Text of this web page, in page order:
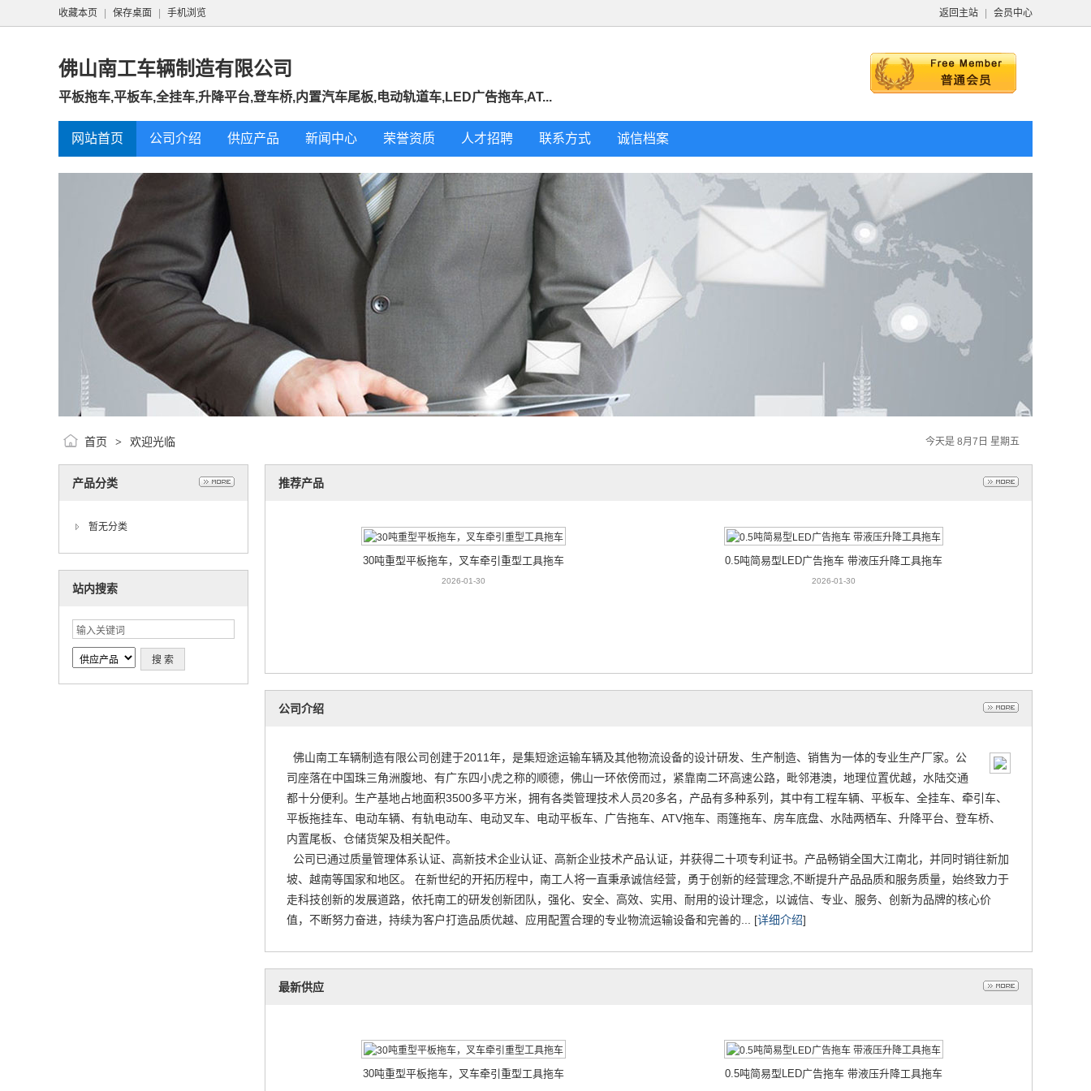
返回主站 会员中心
收藏本页 保存桌面 手机浏览
佛山南工车辆制造有限公司
平板拖车,平板车,全挂车,升降平台,登车桥,内置汽车尾板,电动轨道车,LED广告拖车,AT...
网站首页 公司介绍 供应产品 新闻中心 荣誉资质 人才招聘 联系方式 诚信档案
今天是 8月7日 星期五
首页 > 欢迎光临
产品分类
暂无分类
站内搜索
推荐产品
30吨重型平板拖车，叉车牵引重型工具拖车
2026-01-30
0.5吨简易型LED广告拖车 带液压升降工具拖车
2026-01-30
2026-01-30 2026-01-30
公司介绍
佛山南工车辆制造有限公司创建于2011年，是集短途运输车辆及其他物流设备的设计研发、生产制造、销售为一体的专业生产厂家。公
司座落在中国珠三角洲腹地、有广东四小虎之称的顺德，佛山一环依傍而过，紧靠南二环高速公路，毗邻港澳，地理位置优越，水陆交通
都十分便利。生产基地占地面积3500多平方米，拥有各类管理技术人员20多名，产品有多种系列，其中有工程车辆、平板车、全挂车、牵引车、
平板拖挂车、电动车辆、有轨电动车、电动叉车、电动平板车、广告拖车、ATV拖车、雨篷拖车、房车底盘、水陆两栖车、升降平台、登车桥、
内置尾板、仓储货架及相关配件。
公司已通过质量管理体系认证、高新技术企业认证、高新企业技术产品认证，并获得二十项专利证书。产品畅销全国大江南北，并同时销往新加
坡、越南等国家和地区。 在新世纪的开拓历程中，南工人将一直秉承诚信经营，勇于创新的经营理念,不断提升产品品质和服务质量，始终致力于
走科技创新的发展道路，依托南工的研发创新团队，强化、安全、高效、实用、耐用的设计理念，以诚信、专业、服务、创新为品牌的核心价
值，不断努力奋进，持续为客户打造品质优越、应用配置合理的专业物流运输设备和完善的... [详细介绍]
最新供应
30吨重型平板拖车，叉车牵引重型工具拖车 0.5吨简易型LED广告拖车 带液压升降工具拖车